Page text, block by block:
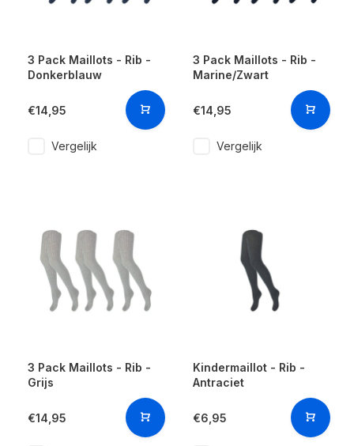
3 Pack Maillots - Rib -
Donkerblauw
€14,95
Vergelijk
3 Pack Maillots - Rib -
Marine/Zwart
€14,95
Vergelijk
3 Pack Maillots - Rib -
Grijs
€14,95
Kindermaillot - Rib -
Antraciet
€6,95